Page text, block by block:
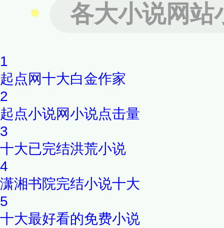
各大小说网站
1
起点网十大白金作家
2
起点小说网小说点击量
3
十大已完结洪荒小说
4
潇湘书院完结小说十大
5
十大最好看的免费小说